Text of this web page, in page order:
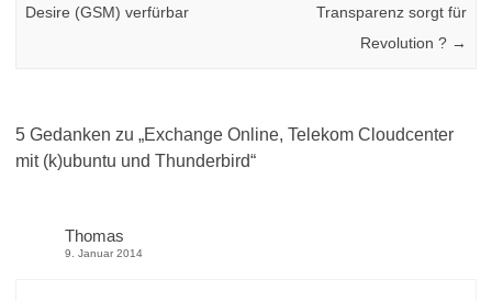
Desire (GSM) verfürbar
Transparenz sorgt für
Revolution ? →
5 Gedanken zu „Exchange Online, Telekom Cloudcenter
mit (k)ubuntu und Thunderbird“
Thomas
9. Januar 2014